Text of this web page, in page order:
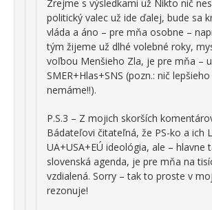
Zrejme s výsledkami už Nikto nič
politický valec už ide ďalej, bude sa
vláda a áno – pre mňa osobne –
tým žijeme už dlhé volebné roky,
voľbou Menšieho Zla, je pre mňa –
SMER+Hlas+SNS (pozn.: nič
nemáme!!).
P.S.3 – Z mojich skorších
Bádateľovi čitateľná, že PS-ko a ich
UA+USA+EÚ ideológia, ale – hlavne
slovenská agenda, je pre mňa na
vzdialená. Sorry – tak to proste v
rezonuje!